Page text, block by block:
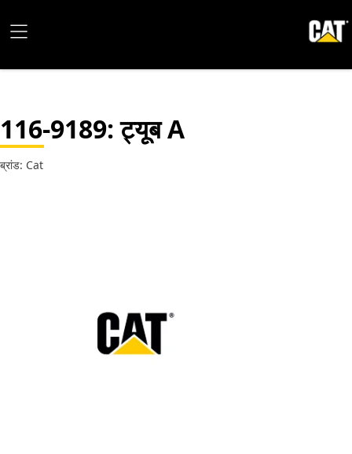
116-9189: ट्यूब A
ब्रांड: Cat